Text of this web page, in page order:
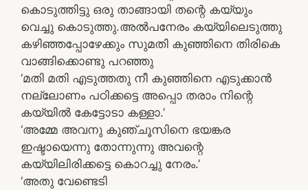
കൊടുത്തിട്ടു ഒരു താങ്ങായി തന്റെ കയ്യും
വെച്ചു കൊടുത്തു.അല്‍പനേരം കയ്യിലെടുത്തു
കഴിഞ്ഞപ്പോഴേക്കും സുമതി കുഞ്ഞിനെ തിരികെ
വാങ്ങിക്കൊണ്ടു പറഞ്ഞു
‘മതി മതി എടുത്തതു നീ കുഞ്ഞിനെ എടുക്കാന്‍
നല്ലോണം പഠിക്കട്ടെ അപ്പൊ തരാം നിന്റെ
കയ്യില്‍ കേട്ടോടാ കള്ളാ.’
‘അമ്മേ അവനു കുഞ്ചൂസിനെ ഭയങ്കര
ഇഷ്ടായെന്നു തോന്നുന്നു അവന്റെ
കയ്യിലിരിക്കട്ടെ കൊറച്ചു നേരം.’
‘അതു വേണ്ടെടി